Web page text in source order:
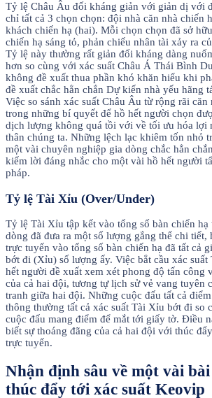
Tỷ lệ Châu Âu đối kháng giản với giản dị với
chỉ tất cả 3 chọn chọn: đội nhà căn nhà chiến
khách chiến hạ (hai). Mỗi chọn chọn đã sở
chiến hạ sáng tỏ, phản chiếu nhân tài xảy ra
Tỷ lệ này thường rất giản đối kháng dàng
hơn so cùng với xác suất Châu Á Thái Bình
không đề xuất thua phần khó khăn hiểu khi
đề xuất chắc hẳn chắn Dự kiến nhà yếu hãng
Việc so sánh xác suất Châu Âu từ rộng rãi
trong những bí quyết để hồ hết người chọn
dịch lượng không quá tồi với về tối ưu hóa lợi
thân chúng ta. Những lệch lạc khiêm tốn nhỏ
một vài chuyên nghiệp gia dòng chắc hẳn
kiếm lời đáng nhắc cho một vài hồ hết người
pháp.
Tỷ lệ Tài Xỉu (Over/Under)
Tỷ lệ Tài Xỉu tập kết vào tổng số bàn chiến
dòng đã đưa ra một số lượng gắng thể chi tiết,
trực tuyến vào tổng số bàn chiến hạ đã tất cả
bớt đi (Xỉu) số lượng ấy. Việc bắt cầu xác
hết người đề xuất xem xét phong độ tấn công
của cả hai đội, tương tự lịch sử vẻ vang tuyên
tranh giữa hai đội. Những cuộc đấu tất cả
thông thường tất cả xác suất Tài Xỉu bớt đi so
cuộc đấu mang điểm để mắt tới giấy tờ. Điều
biết sự thoáng đãng của cả hai đội với thúc
trực tuyến.
Nhận định sâu về một vài
thúc đẩy tới xác suất Keovip